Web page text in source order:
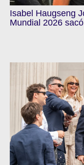
Isabel Haugseng
Mundial 2026